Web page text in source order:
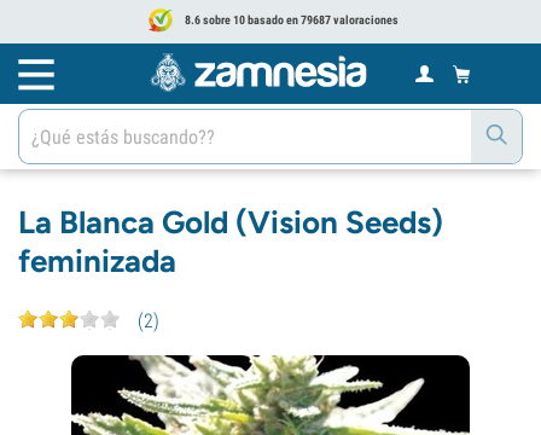
8.6 sobre 10 basado en 79687 valoraciones
La Blanca Gold (Vision Seeds)
feminizada
(2)